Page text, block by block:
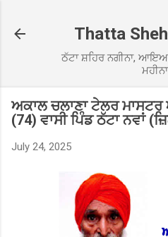
Thatta
ਠੱਟਾ ਸ਼ਹਿਰ ਨਗੀਨਾ,
ਅਕਾਲ ਚਲਾਣਾ ਟੇਲਰ
(74) ਵਾਸੀ ਪਿੰਡ ਠੱਟਾ ਨਵਾਂ
July 24, 2025